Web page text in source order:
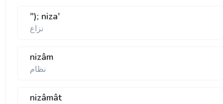
"); niza'
نزاع
nizâm
نظام
nizâmât